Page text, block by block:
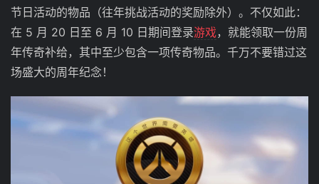
节日活动的物品（往年挑战活动的奖励除外）。不仅如此：
在 5 月 20 日至 6 月 10 日期间登录游戏，就能领取一份周
年传奇补给，其中至少包含一项传奇物品。千万不要错过这
场盛大的周年纪念！